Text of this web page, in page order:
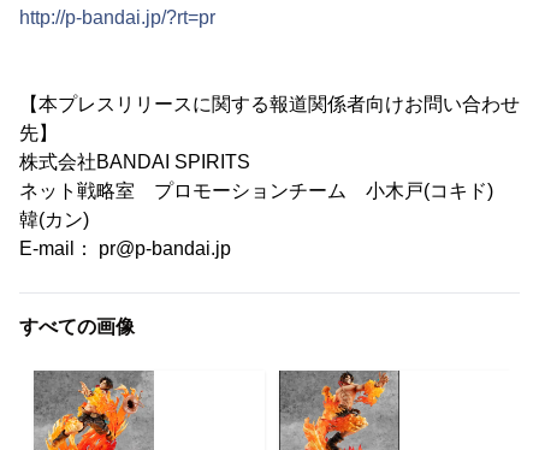
http://p-bandai.jp/?rt=pr
【本プレスリリースに関する報道関係者向けお問い合わせ
先】
株式会社BANDAI SPIRITS
ネット戦略室 プロモーションチーム 小木戸(コキド)
韓(カン)
E-mail： pr@p-bandai.jp
すべての画像